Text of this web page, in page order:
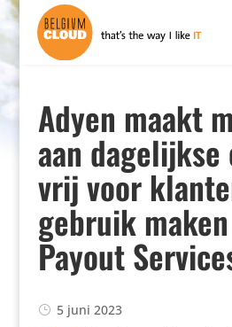
Adyen maakt
aan dagelijkse
vrij voor
gebruik
Payout
5 juni 2023